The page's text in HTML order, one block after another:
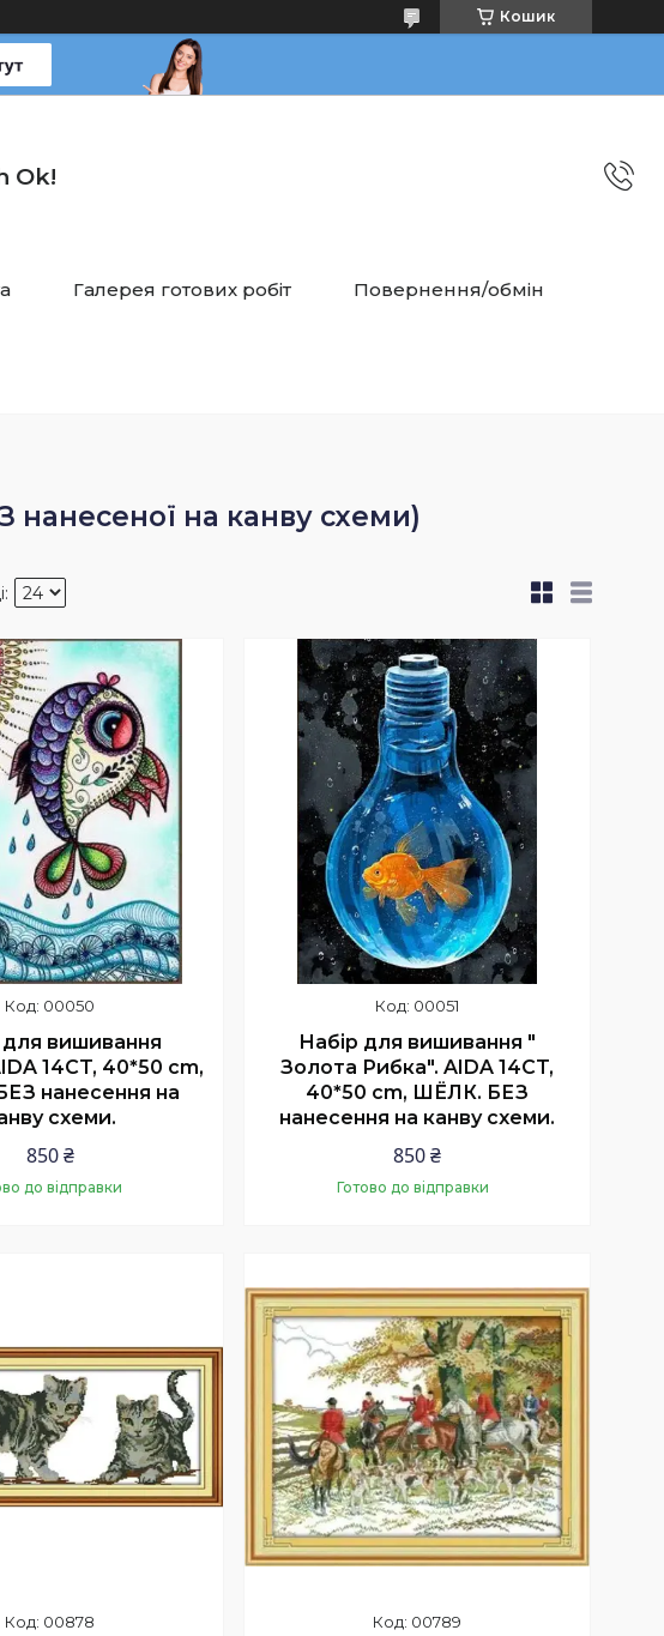
Кошик
Ok!
Галерея готових робіт Повернення/обмін
нанесеної на канву схеми)
00050
для вишивання
14CT, 40*50 cm,
нанесення на
схеми.
850 ₴
до відправки
00051
Набір для вишивання "
Золота Рибка". AIDA 14CT,
40*50 cm, ШЁЛК. БЕЗ
нанесення на канву схеми.
850 ₴
Готово до відправки
00878 00789